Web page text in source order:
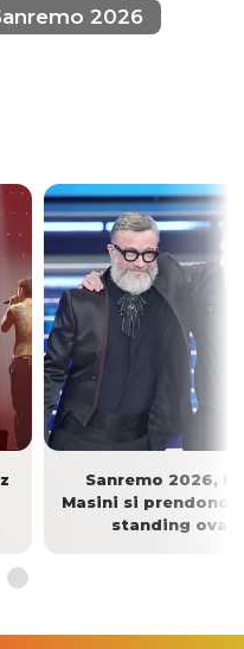
2026
Sanremo 2026,
Masini si prendono
standing